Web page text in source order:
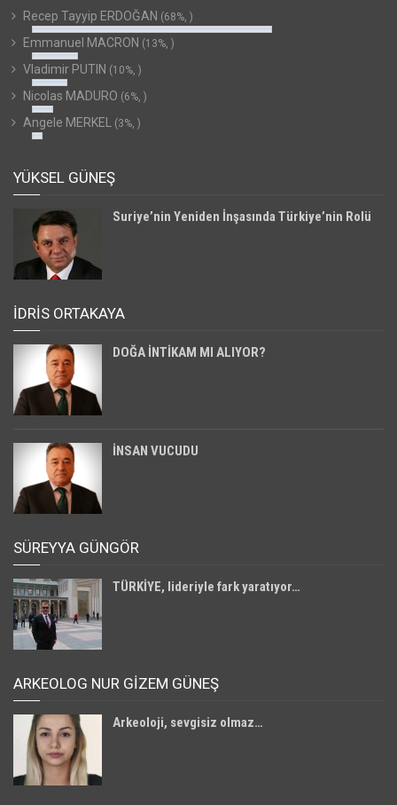
Recep Tayyip ERDOĞAN (68%, )
Emmanuel MACRON (13%, )
Vladimir PUTIN (10%, )
Nicolas MADURO (6%, )
Angele MERKEL (3%, )
YÜKSEL GÜNEŞ
Suriye’nin Yeniden İnşasında Türkiye’nin Rolü
İDRİS ORTAKAYA
DOĞA İNTİKAM MI ALIYOR?
İNSAN VUCUDU
SÜREYYA GÜNGÖR
TÜRKİYE, lideriyle fark yaratıyor…
ARKEOLOG NUR GİZEM GÜNEŞ
Arkeoloji, sevgisiz olmaz…